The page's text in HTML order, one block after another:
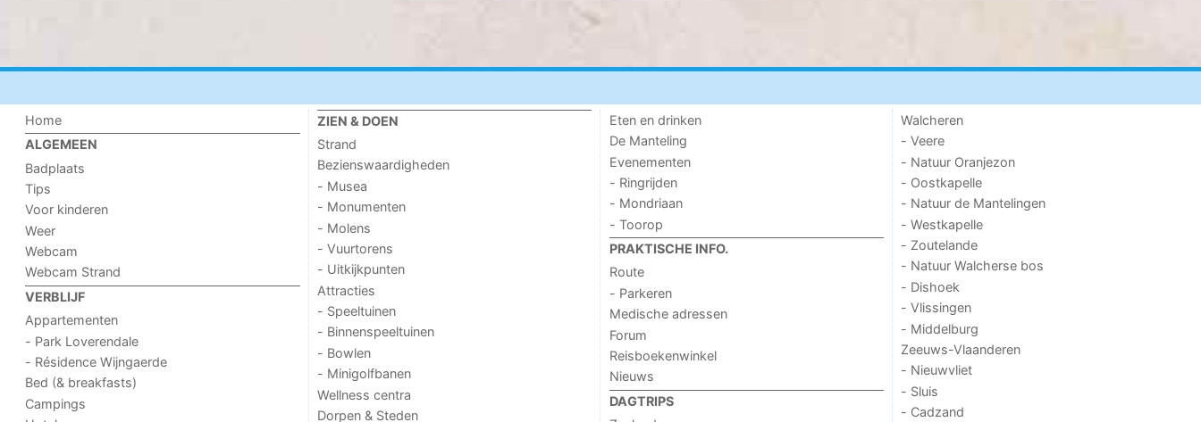
Home
ALGEMEEN
Badplaats
Tips
Voor kinderen
Weer
Webcam
Webcam Strand
VERBLIJF
Appartementen
- Park Loverendale
- Résidence Wijngaerde
Bed (& breakfasts)
Campings
ZIEN & DOEN
Strand
Bezienswaardigheden
- Musea
- Monumenten
- Molens
- Vuurtorens
- Uitkijkpunten
Attracties
- Speeltuinen
- Binnenspeeltuinen
- Bowlen
- Minigolfbanen
Wellness centra
Dorpen & Steden
Eten en drinken
De Manteling
Evenementen
- Ringrijden
- Mondriaan
- Toorop
PRAKTISCHE INFO.
Route
- Parkeren
Medische adressen
Forum
Reisboekenwinkel
Nieuws
DAGTRIPS
Walcheren
- Veere
- Natuur Oranjezon
- Oostkapelle
- Natuur de Mantelingen
- Westkapelle
- Zoutelande
- Natuur Walcherse bos
- Dishoek
- Vlissingen
- Middelburg
Zeeuws-Vlaanderen
- Nieuwvliet
- Sluis
- Cadzand